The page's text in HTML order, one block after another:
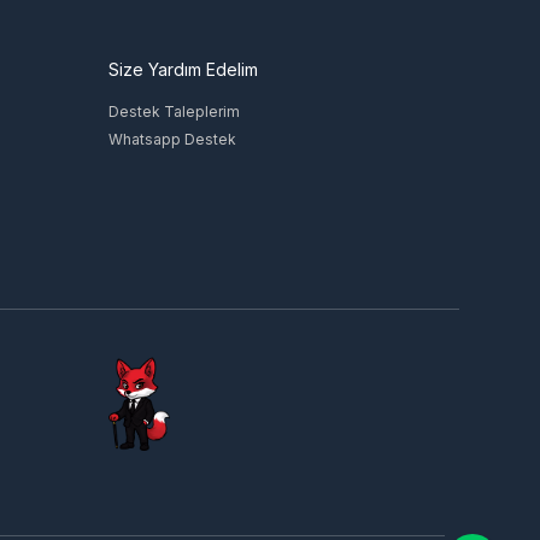
Size Yardım Edelim
Destek Taleplerim
Whatsapp Destek